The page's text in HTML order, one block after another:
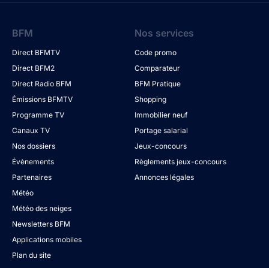
BFM
Direct BFMTV
Direct BFM2
Direct Radio BFM
Émissions BFMTV
Programme TV
Canaux TV
Nos dossiers
Évènements
Partenaires
Météo
Météo des neiges
Newsletters BFM
Applications mobiles
Plan du site
Nos services
Code promo
Comparateur
BFM Pratique
Shopping
Immobilier neuf
Portage salarial
Jeux-concours
Règlements jeux-concours
Annonces légales